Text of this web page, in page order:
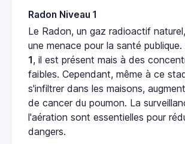
Radon Niveau 1
Le Radon, un gaz radioactif
une menace pour la santé publique.
1, il est présent mais à des
faibles. Cependant, même à ce
s'infiltrer dans les maisons,
de cancer du poumon. La
l'aération sont essentielles pour
dangers.